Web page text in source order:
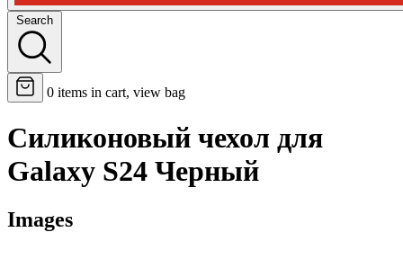
Search
0 items in cart, view bag
Силиконовый чехол для
Galaxy S24 Черный
Images